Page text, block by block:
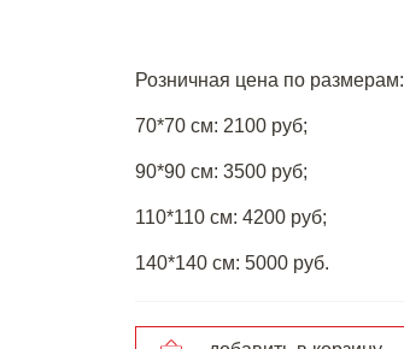
Розничная цена по размерам:
70*70 см: 2100 руб;
90*90 см: 3500 руб;
110*110 см: 4200 руб;
140*140 см: 5000 руб.